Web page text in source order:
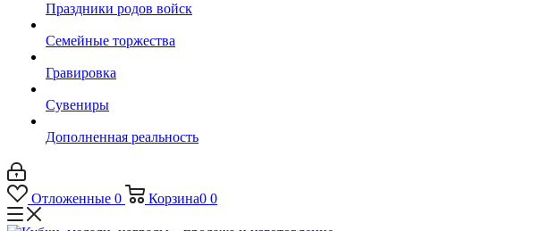
Праздники родов войск
Семейные торжества
Гравировка
Сувениры
Дополненная реальность
Отложенные 0 Корзина0 0